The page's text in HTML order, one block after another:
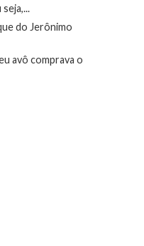
do Jerônimo
avô comprava o